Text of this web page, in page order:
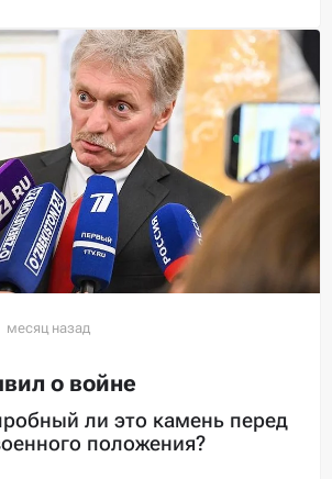
о войне
ли это камень перед
положения?